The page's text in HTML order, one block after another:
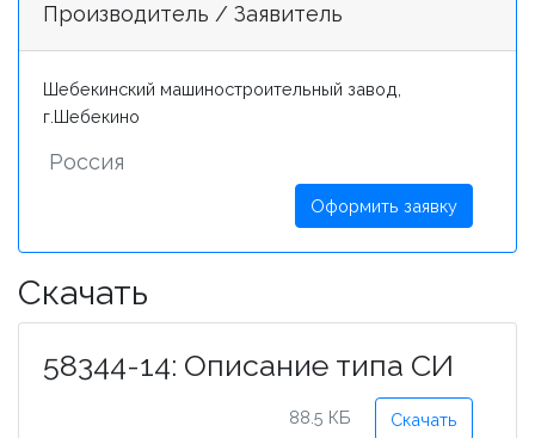
Производитель / Заявитель
Шебекинский машиностроительный завод,
г.Шебекино
Россия
Оформить заявку
Скачать
58344-14: Описание типа СИ
88.5 КБ Скачать